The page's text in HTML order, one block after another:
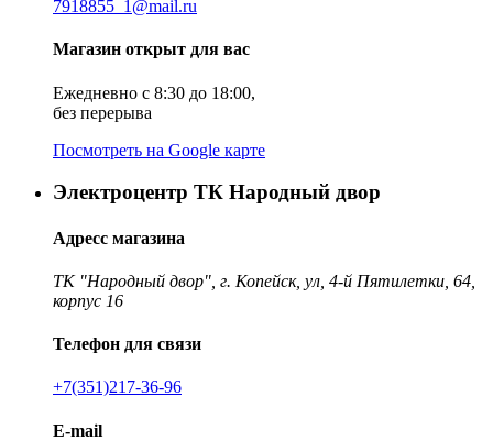
7918855_1@mail.ru
Магазин открыт для вас
Ежедневно с 8:30 до 18:00,
без перерыва
Посмотреть на Google карте
Электроцентр ТК Народный двор
Адресс магазина
ТК "Народный двор", г. Копейск, ул, 4-й Пятилетки, 64,
корпус 16
Телефон для связи
+7(351)217-36-96
E-mail